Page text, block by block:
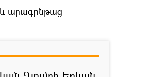
արագընթաց